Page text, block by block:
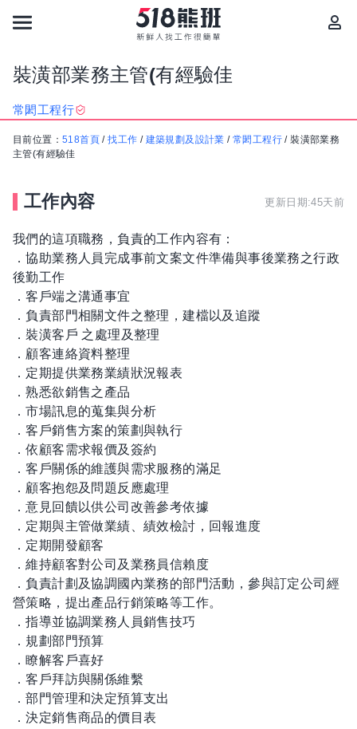
裝潢部業務主管(有經驗佳
常閎工程行
目前位置： 518首頁 /找工作 / 建築規劃及設計業 /常閎工程行 /裝潢部業務
主管(有經驗佳
工作內容 更新日期:45天前
我們的這項職務，負責的工作內容有：
．協助業務人員完成事前文案文件準備與事後業務之行政
後勤工作
．客戶端之溝通事宜
．負責部門相關文件之整理，建檔以及追蹤
．裝潢客戶 之處理及整理
．顧客連絡資料整理
．定期提供業務業績狀況報表
．熟悉欲銷售之產品
．市場訊息的蒐集與分析
．客戶銷售方案的策劃與執行
．依顧客需求報價及簽約
．客戶關係的維護與需求服務的滿足
．顧客抱怨及問題反應處理
．意見回饋以供公司改善參考依據
．定期與主管做業績、績效檢討，回報進度
．定期開發顧客
．維持顧客對公司及業務員信賴度
．負責計劃及協調國內業務的部門活動，參與訂定公司經
營策略，提出產品行銷策略等工作。
．指導並協調業務人員銷售技巧
．規劃部門預算
．瞭解客戶喜好
．客戶拜訪與關係維繫
．部門管理和決定預算支出
．決定銷售商品的價目表